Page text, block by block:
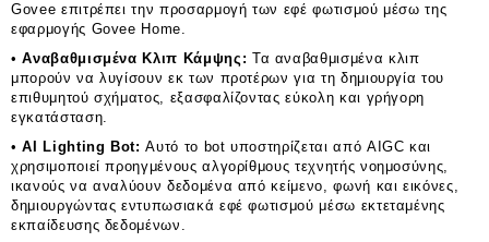
Govee επιτρέπει την προσαρμογή των εφέ φωτισμού μέσω της
εφαρμογής Govee Home.
•Αναβαθμισμένα Κλιπ Κάμψης: Τα αναβαθμισμένα κλιπ
μπορούν να λυγίσουν εκ των προτέρων για τη δημιουργία του
επιθυμητού σχήματος, εξασφαλίζοντας εύκολη και γρήγορη
εγκατάσταση.
•AI Lighting Bot: Αυτό το bot υποστηρίζεται από AIGC και
χρησιμοποιεί προηγμένους αλγορίθμους τεχνητής νοημοσύνης,
ικανούς να αναλύουν δεδομένα από κείμενο, φωνή και εικόνες,
δημιουργώντας εντυπωσιακά εφέ φωτισμού μέσω εκτεταμένης
εκπαίδευσης δεδομένων.